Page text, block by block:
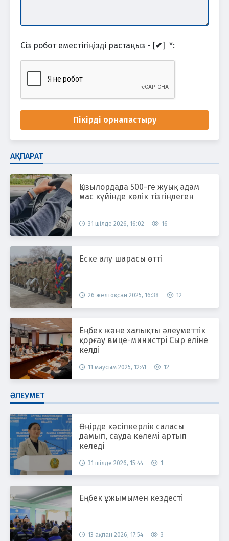
Сіз робот еместігіңізді растаңыз - [✔] *:
Пікірді орналастыру
АҚПАРАТ
Қызылордада 500-ге жуық адам
мас күйінде көлік тізгіндеген
31 шілде 2026, 16:02 16
Еске алу шарасы өтті
26 желтоқсан 2025, 16:38 12
Еңбек және халықты әлеуметтік
қорғау вице-министрі Сыр еліне
келді
11 маусым 2025, 12:41 12
ӘЛЕУМЕТ
Өңірде кәсіпкерлік саласы
дамып, сауда көлемі артып
келеді
31 шілде 2026, 15:44 1
Еңбек ұжымымен кездесті
13 ақпан 2026, 17:54 3